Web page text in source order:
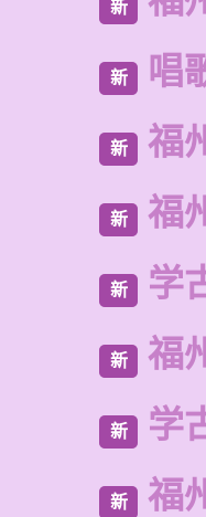
新
新 唱
新 福
新 福
新 学
新 福
新 学
新 福